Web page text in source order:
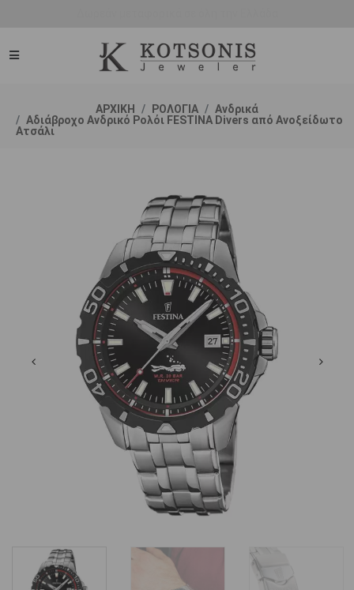
ΑΡΧΙΚΗ ΡΟΛΟΓΙΑ
Ανδρικά
Αδιάβροχο Ανδρικό Ρολόι FESTINA Divers από Ανοξείδωτο
Ατσάλι